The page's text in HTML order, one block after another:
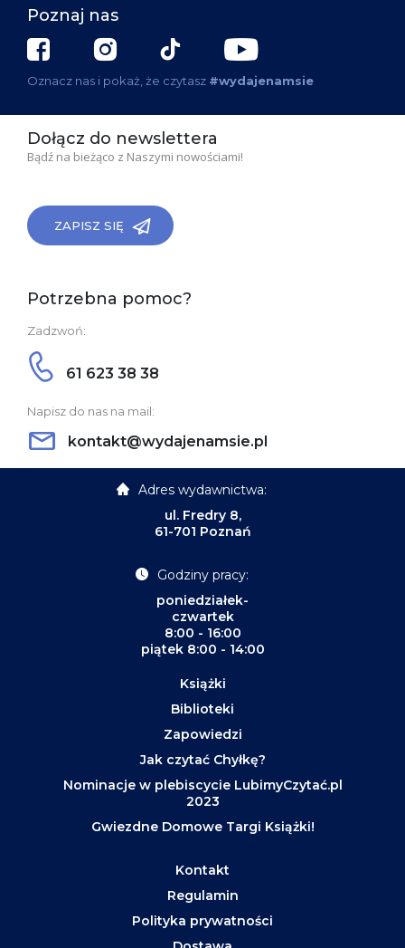
Poznaj nas
Oznacz nas i pokaż, że czytasz #wydajenamsie
Dołącz do newslettera
Bądź na bieżąco z Naszymi nowościami!
ZAPISZ SIĘ
Potrzebna pomoc?
Zadzwoń:
61 623 38 38
Napisz do nas na mail:
kontakt@wydajenamsie.pl
Adres wydawnictwa:
ul. Fredry 8,
61-701 Poznań
Godziny pracy:
poniedziałek-
czwartek
8:00 - 16:00
piątek 8:00 - 14:00
Książki
Biblioteki
Zapowiedzi
Jak czytać Chyłkę?
Nominacje w plebiscycie LubimyCzytać.pl
2023
Gwiezdne Domowe Targi Książki!
Kontakt
Regulamin
Polityka prywatności